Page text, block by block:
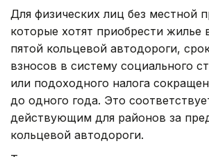
Для физических лиц без местной
которые хотят приобрести жилье
пятой кольцевой автодороги,
взносов в систему социального
или подоходного налога
до одного года. Это
действующим для районов за
кольцевой автодороги.